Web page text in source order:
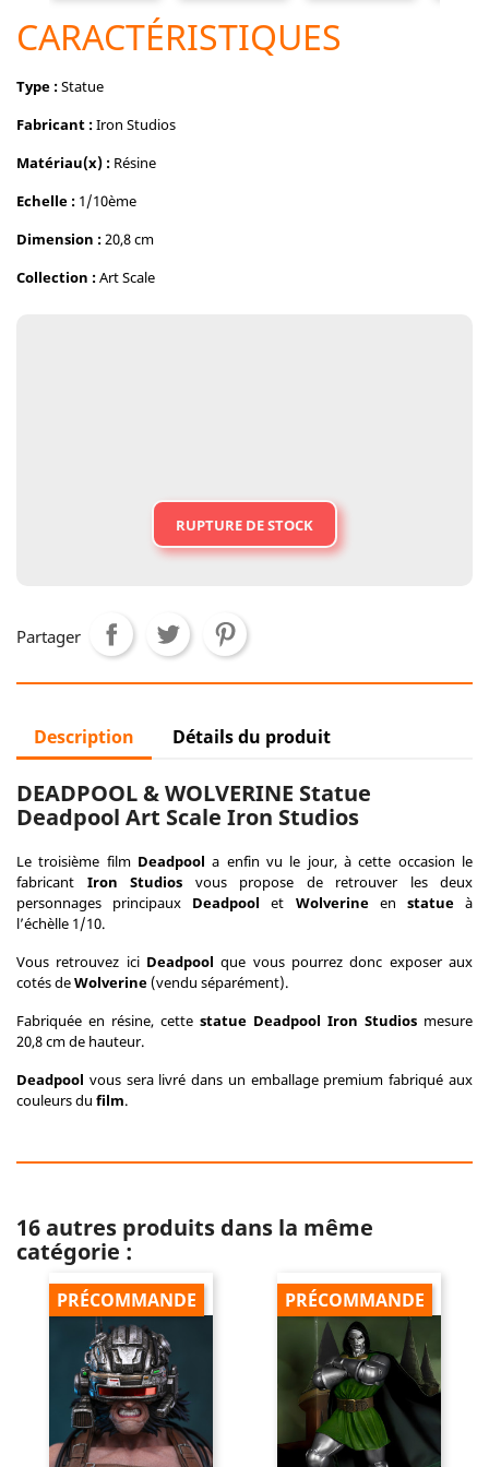
CARACTÉRISTIQUES
Type :Statue
Fabricant :Iron Studios
Matériau(x) : Résine
Echelle : 1/10ème
Dimension :20,8 cm
Collection :Art Scale
RUPTURE DE STOCK
Partager
Description Détails du produit
DEADPOOL & WOLVERINE Statue
Deadpool Art Scale Iron Studios
Le troisième filmDeadpool a enfin vu le jour, à cette occasion le
fabricant Iron Studios vous propose de retrouver les deux
personnages principaux Deadpool et Wolverineen statueà
l’échèlle 1/10.
Vous retrouvez ici Deadpool que vous pourrez donc exposer aux
cotés deWolverine(vendu séparément).
Fabriquée en résine, cette statue Deadpool Iron Studios mesure
20,8 cm de hauteur.
Deadpool vous sera livré dans un emballage premium fabriqué aux
couleurs du film.
16 autres produits dans la même
catégorie :
PRÉCOMMANDE PRÉCOMMANDE